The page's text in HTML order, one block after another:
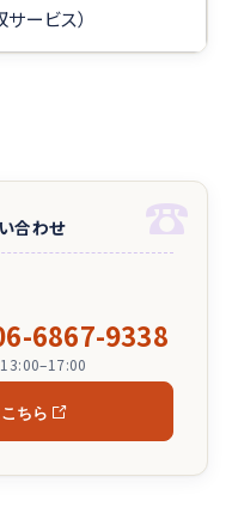
ービス）
合わせ
6867-9338
ちら